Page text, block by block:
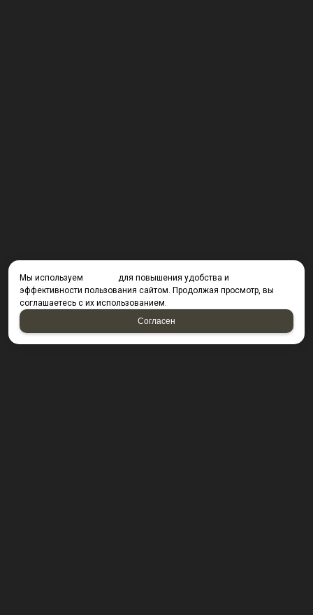
Мы используем
для повышения удобства и
эффективности пользования сайтом. Продолжая просмотр, вы
соглашаетесь с их использованием.
Согласен